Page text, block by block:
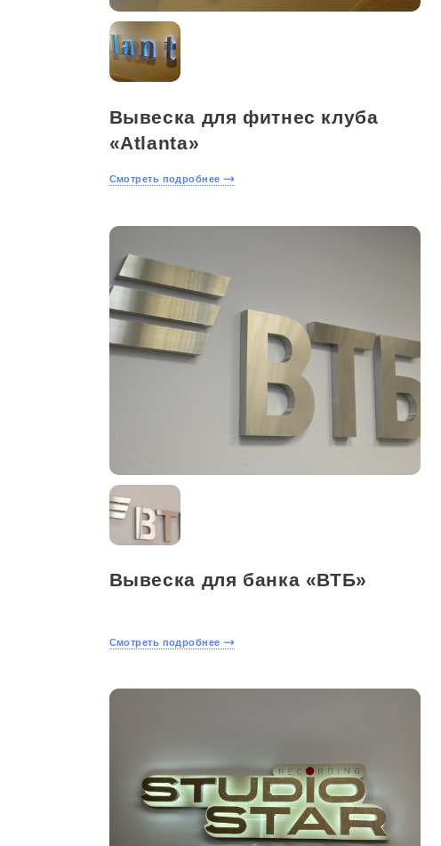
Вывеска для фитнес клуба
«Аtlanta»
Смотреть подробнее
Вывеска для банка «ВТБ»
Смотреть подробнее